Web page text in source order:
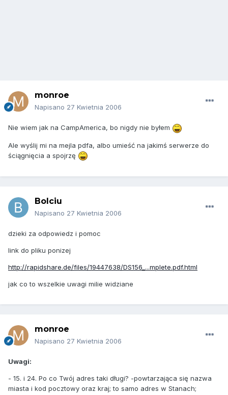
monroe
Napisano 27 Kwietnia 2006
Nie wiem jak na CampAmerica, bo nigdy nie byłem
Ale wyślij mi na mejla pdfa, albo umieść na jakimś serwerze do
ściągnięcia a spojrzę
Bolciu
Napisano 27 Kwietnia 2006
dzieki za odpowiedz i pomoc
link do pliku ponizej
http://rapidshare.de/files/19447638/DS156_...mplete.pdf.html
jak co to wszelkie uwagi milie widziane
monroe
Napisano 27 Kwietnia 2006
Uwagi:
- 15. i 24. Po co Twój adres taki długi? -powtarzająca się nazwa
miasta i kod pocztowy oraz kraj; to samo adres w Stanach;